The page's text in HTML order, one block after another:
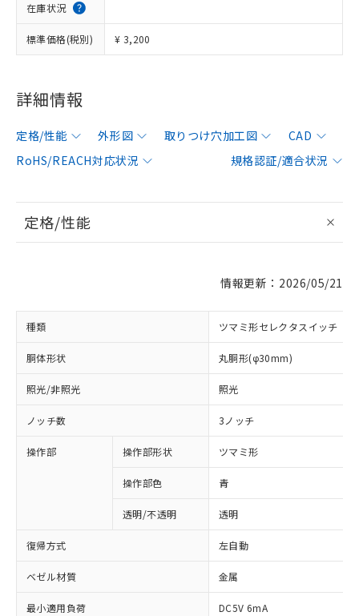
在庫状況
標準価格(税別) ¥ 3,200
詳細情報
定格/性能 外形図 取りつけ穴加工図
CAD
RoHS/REACH対応状況
規格認証/適合状況
定格/性能
情報更新：2026/05/21
種類 ツマミ形セレクタスイッチ
胴体形状 丸胴形(φ30mm)
照光/非照光 照光
ノッチ数 3ノッチ
操作部 操作部形状 ツマミ形
操作部色 青
透明/不透明 透明
復帰方式 左自動
ベゼル材質 金属
最小適用負荷 DC5V 6mA